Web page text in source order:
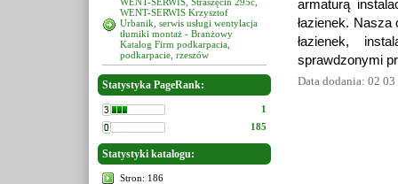
WENT-SERWIS Krzysztof
Urbanik, serwis usługi wentylacja
tłumiki montaż - Branżowy
Katalog Firm podkarpacia,
podkarpacie, rzeszów
Statystyka PageRank:
1
185
Statystyki katalogu:
Stron: 186
armaturą
łazienek.
łazienek,
sprawdzonymi
Data dodania: 02